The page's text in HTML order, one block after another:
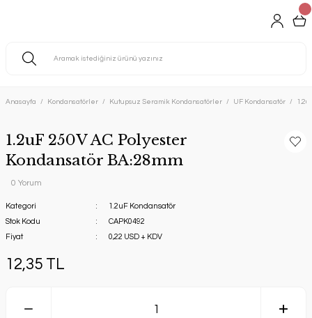
Anasayfa Kondansatörler Kutupsuz Seramik Kondansatörler UF Kondansatör
1.2uF 250V AC Polyester
Kondansatör BA:28mm
0 Yorum
Kategori
1.2uF Kondansatör
Stok Kodu
CAPK0492
Fiyat
0,22 USD + KDV
12,35 TL